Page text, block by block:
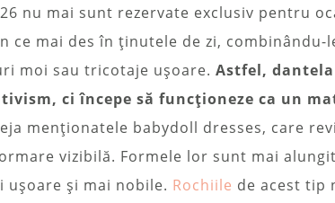
nu mai sunt rezervate exclusiv pentru
ce mai des în ținutele de zi,
moi sau tricotaje ușoare. Astfel,
ci începe să funcționeze ca un
menționatele babydoll dresses, care
vizibilă. Formele lor sunt mai
ușoare și mai nobile. Rochiile de acest tip